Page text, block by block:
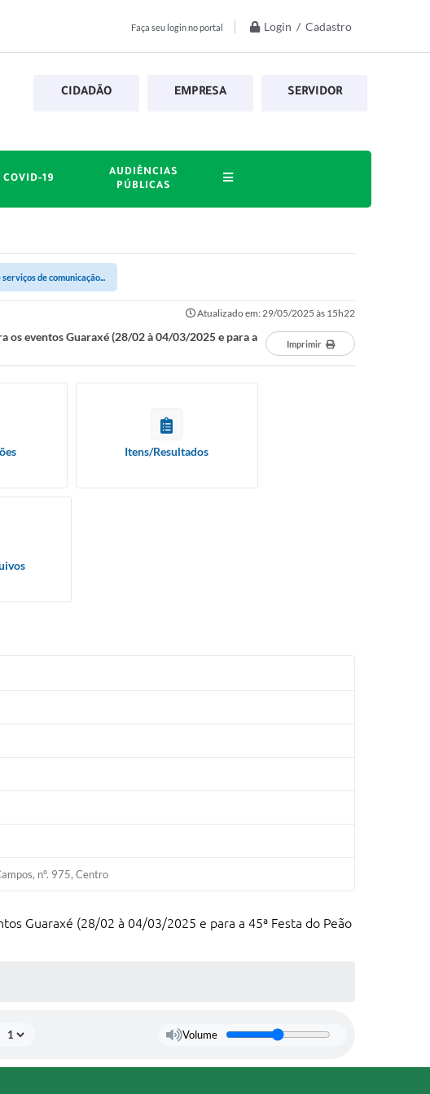
Faça seu login no portal Login / Cadastro
CIDADÃO EMPRESA SERVIDOR
COVID-19
AUDIÊNCIAS
PÚBLICAS
de comunicação...
Atualizado em: 29/05/2025 às 15h22
os eventos Guaraxé (28/02 à 04/03/2025 e para a
Imprimir
Itens/Resultados
nº. 975, Centro
Guaraxé (28/02 à 04/03/2025 e para a 45ª Festa do Peão
Volume